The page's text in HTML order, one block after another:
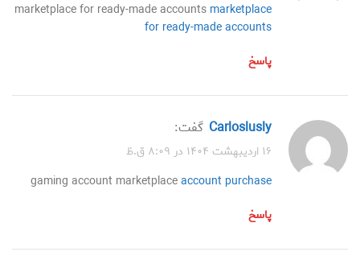
marketplace for ready-made accounts marketplace
for ready-made accounts
پاسخ
Carloslusly گفت:
۱۶ اردیبهشت ۱۴۰۴ در ۸:۰۹ ق.ظ
gaming account marketplaceaccount purchase
پاسخ